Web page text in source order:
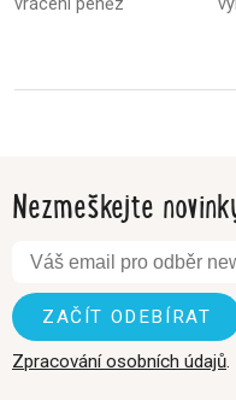
vrácení peněz
Nezmeškejte
Zpracování osobních údajů.